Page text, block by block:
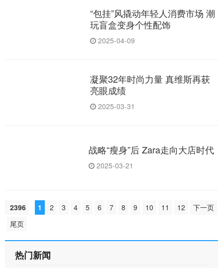
“包挂”风撬动年轻人消费市场 潮
玩盲盒变身个性配饰
2025-04-09
凝聚32年时尚力量 真维斯再获
亮眼成绩
2025-03-31
战略“瘦身”后 Zara走向大店时代
2025-03-21
2396 1 2 3 4 5 6 7 8 9 10 11 12
下一页
尾页
热门新闻